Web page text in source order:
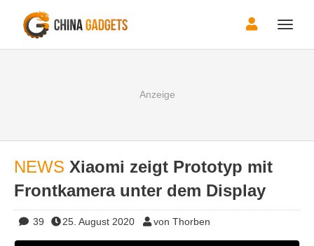
Toggle
NEWS Xiaomi zeigt Prototyp mit
Frontkamera unter dem Display
39 25. August 2020 von Thorben